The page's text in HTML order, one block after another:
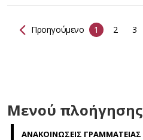
Προηγούμενο 1 2 3
Μενού πλοήγησης
ΑΝΑΚΟΙΝΩΣΕΙΣ ΓΡΑΜΜΑΤΕΙΑΣ